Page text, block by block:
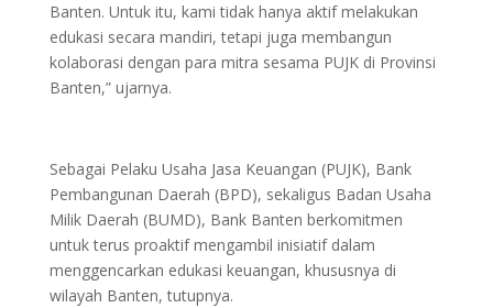
Banten. Untuk itu, kami tidak hanya aktif melakukan
edukasi secara mandiri, tetapi juga membangun
kolaborasi dengan para mitra sesama PUJK di Provinsi
Banten,” ujarnya.
Sebagai Pelaku Usaha Jasa Keuangan (PUJK), Bank
Pembangunan Daerah (BPD), sekaligus Badan Usaha
Milik Daerah (BUMD), Bank Banten berkomitmen
untuk terus proaktif mengambil inisiatif dalam
menggencarkan edukasi keuangan, khususnya di
wilayah Banten, tutupnya.